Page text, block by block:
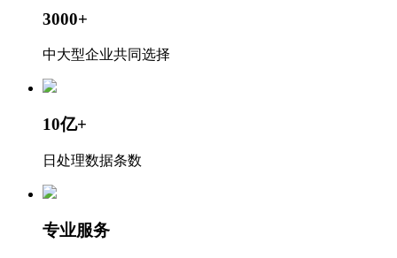
3000+
中大型企业共同选择
10亿+
日处理数据条数
专业服务